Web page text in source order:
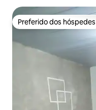
Preferido dos hóspedes
Preferido dos hóspedes